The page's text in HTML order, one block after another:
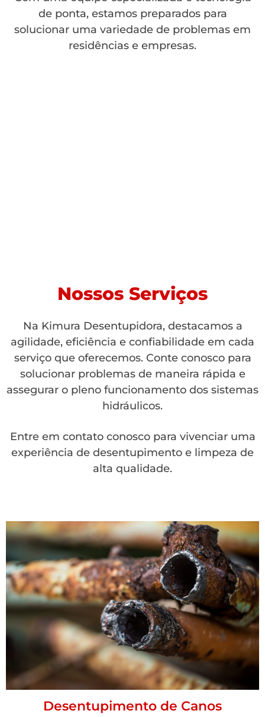
de ponta, estamos preparados para
solucionar uma variedade de problemas em
residências e empresas.
Nossos Serviços
Na Kimura Desentupidora, destacamos a
agilidade, eficiência e confiabilidade em cada
serviço que oferecemos. Conte conosco para
solucionar problemas de maneira rápida e
assegurar o pleno funcionamento dos sistemas
hidráulicos.
Entre em contato conosco para vivenciar uma
experiência de desentupimento e limpeza de
alta qualidade.
Desentupimento de Canos